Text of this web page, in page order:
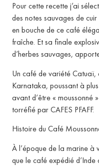
Pour cette recette j’ai
des notes sauvages de cuir
en bouche de ce café
fraîche. Et sa finale
d’herbes sauvages,
Un café de variété
Karnataka, poussant à
avant d’être « moussonné
torréfié par CAFES PFAFF.
Histoire du Café
À l’époque de la marine
que le café expédié d’Inde